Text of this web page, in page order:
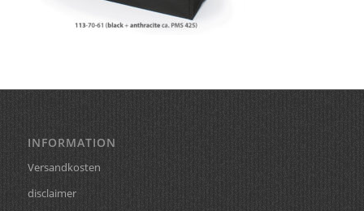
INFORMATION
Versandkosten
disclaimer